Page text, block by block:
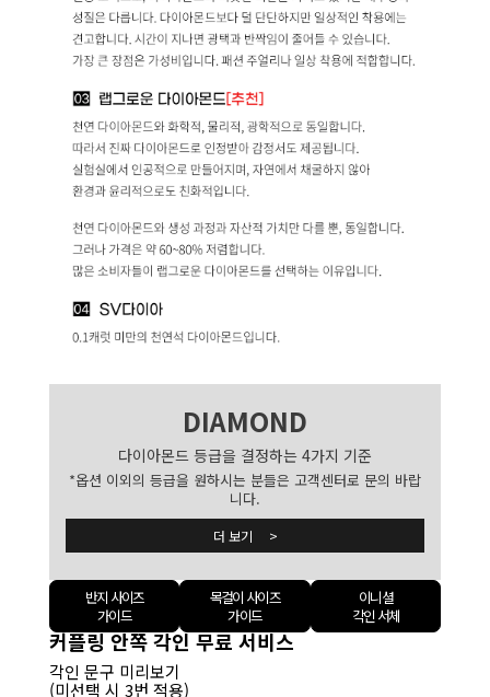
DIAMOND
다이아몬드 등급을 결정하는 4가지 기준
*옵션 이외의 등급을 원하시는 분들은 고객센터로 문의 바랍
니다.
더 보기 >
반지 사이즈
가이드
목걸이 사이즈
가이드
이니셜
각인 서체
커플링 안쪽 각인 무료 서비스
각인 문구 미리보기
(미선택 시 3번 적용)